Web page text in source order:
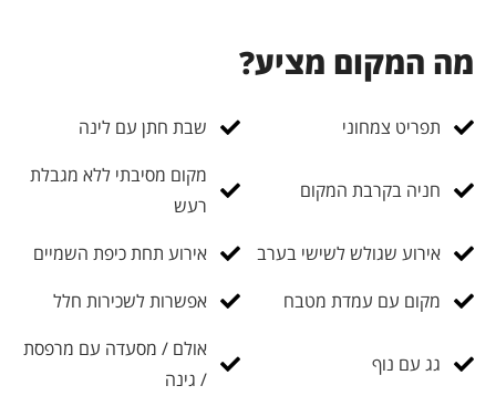
מה המקום מציע?
תפריט צמחוני שבת חתן עם לינה
חניה בקרבת המקום
מקום מסיבתי ללא מגבלת
רעש
אירוע שגולש לשישי בערב
אירוע תחת כיפת השמיים
מקום עם עמדת מטבח
אפשרות לשכירות חלל
גג עם נוף
אולם / מסעדה עם מרפסת
/ גינה